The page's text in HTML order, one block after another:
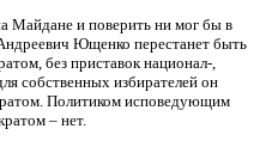
Майдане и поверить ни мог бы в
Ющенко перестанет быть
без приставок национал-,
собственных избирателей он
Политиком исповедующим
– нет.